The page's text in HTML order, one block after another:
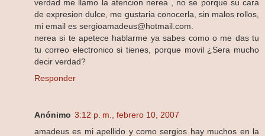
verdad me llamo la atencion nerea , no se porque su cara
de expresion dulce, me gustaria conocerla, sin malos rollos,
mi email es sergioamadeus@hotmail.com.
nerea si te apetece hablarme ya sabes como o me das tu
tu correo electronico si tienes, porque movil ¿Sera mucho
decir verdad?
Responder
Anónimo 3:12 p. m., febrero 10, 2007
amadeus es mi apellido y como sergios hay muchos en la